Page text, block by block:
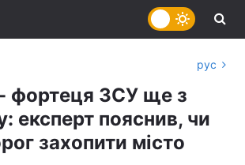
рус
- фортеця ЗСУ ще з
експерт пояснив, чи
захопити місто